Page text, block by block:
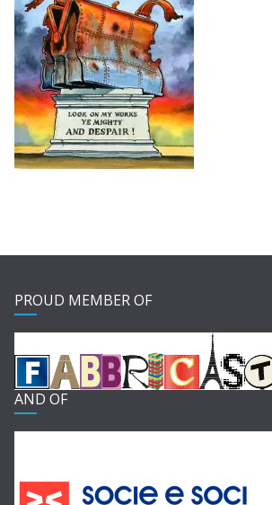
PROUD MEMBER OF
AND OF